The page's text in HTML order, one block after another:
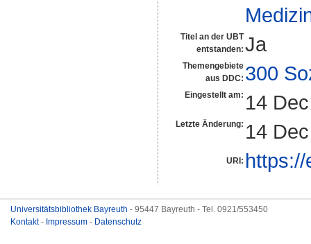
Titel an der UBT
entstanden: Ja
Themengebiete
aus DDC: 300
Eingestellt am: 14
Letzte Änderung: 14
URI:
Universitätsbibliothek Bayreuth - 95447 Bayreuth - Tel. 0921/553450
Kontakt- Impressum - Datenschutz